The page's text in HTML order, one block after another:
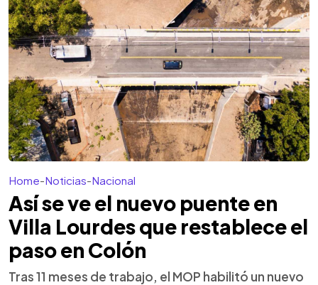
Home-Noticias-Nacional
Así se ve el nuevo puente en
Villa Lourdes que restablece el
paso en Colón
Tras 11 meses de trabajo, el MOP habilitó un nuevo